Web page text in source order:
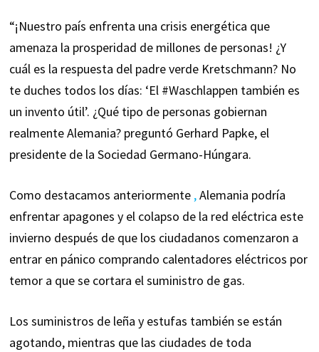
“¡Nuestro país enfrenta una crisis energética que
amenaza la prosperidad de millones de personas! ¿Y
cuál es la respuesta del padre verde Kretschmann? No
te duches todos los días: ‘El #Waschlappen también es
un invento útil’. ¿Qué tipo de personas gobiernan
realmente Alemania? preguntó Gerhard Papke, el
presidente de la Sociedad Germano-Húngara.
Como destacamos anteriormente ,Alemania podría
enfrentar apagones y el colapso de la red eléctrica este
invierno después de que los ciudadanos comenzaron a
entrar en pánico comprando calentadores eléctricos por
temor a que se cortara el suministro de gas.
Los suministros de leña y estufas también se están
agotando, mientras que las ciudades de toda